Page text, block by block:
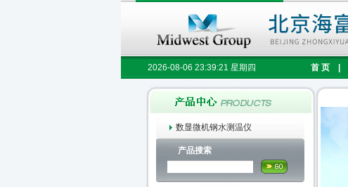
2026-08-06 23:39:21 星期四 首 页
数显微机钢水测温仪
产品搜索